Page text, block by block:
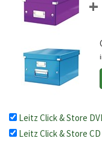
+
Leitz Click & Store
Leitz Click & Store